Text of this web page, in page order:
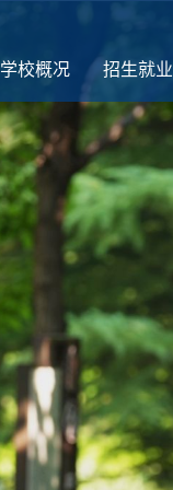
学校概况 招生就业